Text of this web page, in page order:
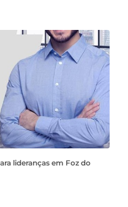
lideranças em Foz do